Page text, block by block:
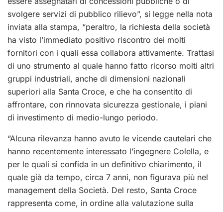
svolgere servizi di pubblico rilievo”, si legge nella nota
inviata alla stampa, “peraltro, la richiesta della società
ha visto l’immediato positivo riscontro dei molti
fornitori con i quali essa collabora attivamente. Trattasi
di uno strumento al quale hanno fatto ricorso molti altri
gruppi industriali, anche di dimensioni nazionali
superiori alla Santa Croce, e che ha consentito di
affrontare, con rinnovata sicurezza gestionale, i piani
di investimento di medio-lungo periodo.
“Alcuna rilevanza hanno avuto le vicende cautelari che
hanno recentemente interessato l’ingegnere Colella, e
per le quali si confida in un definitivo chiarimento, il
quale già da tempo, circa 7 anni, non figurava più nel
management della Società. Del resto, Santa Croce
rappresenta come, in ordine alla valutazione sulla